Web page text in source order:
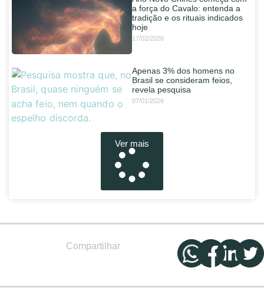
a força do Cavalo: entenda a
tradição e os rituais indicados
hoje
17/02/2026
Apenas 3% dos homens no
Brasil se consideram feios,
revela pesquisa
07/01/2026
Ver mais
Compartilhar